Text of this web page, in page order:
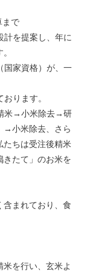
まで
計を提案し、年に
国家資格）が、一
ります。
米→小米除去→研
→小米除去、さら
たちは受注後精米
きたて」のお米を
まれており、食
を行い、玄米よ